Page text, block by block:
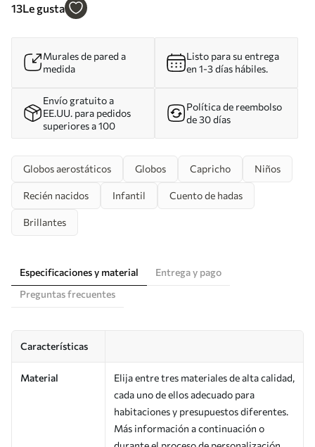
13Le gusta
Murales de pared a
medida
Listo para su entrega
en 1-3 días hábiles.
Envío gratuito a
EE.UU. para pedidos
superiores a 100
Política de reembolso
de 30 días
Globos aerostáticos Globos Capricho Niños
Recién nacidos Infantil Cuento de hadas
Brillantes
Especificaciones y material
Entrega y pago
Preguntas frecuentes
Características
Material
Elija entre tres materiales de alta calidad,
cada uno de ellos adecuado para
habitaciones y presupuestos diferentes.
Más información a continuación o